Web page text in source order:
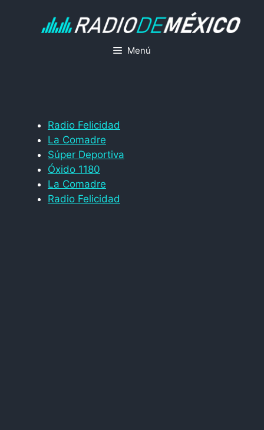
contenido
Menú
Radio Felicidad
La Comadre
Súper Deportiva
Óxido 1180
La Comadre
Radio Felicidad